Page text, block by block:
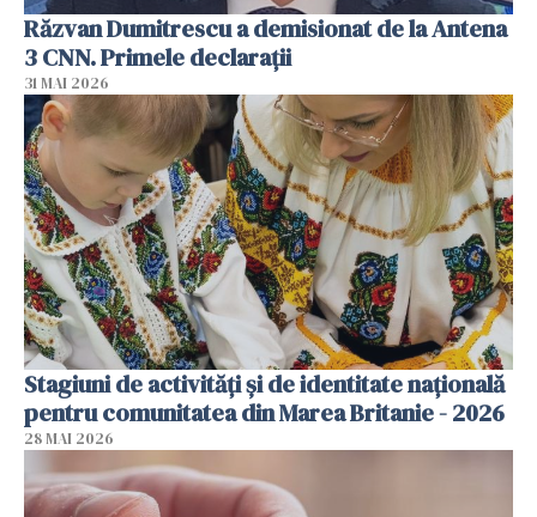
Răzvan Dumitrescu a demisionat de la Antena
3 CNN. Primele declarații
31 MAI 2026
Stagiuni de activități și de identitate națională
pentru comunitatea din Marea Britanie - 2026
28 MAI 2026